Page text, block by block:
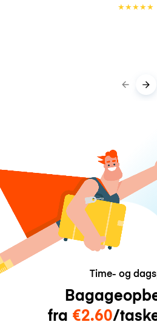
★★★★★
Time- og
fra €2.60/